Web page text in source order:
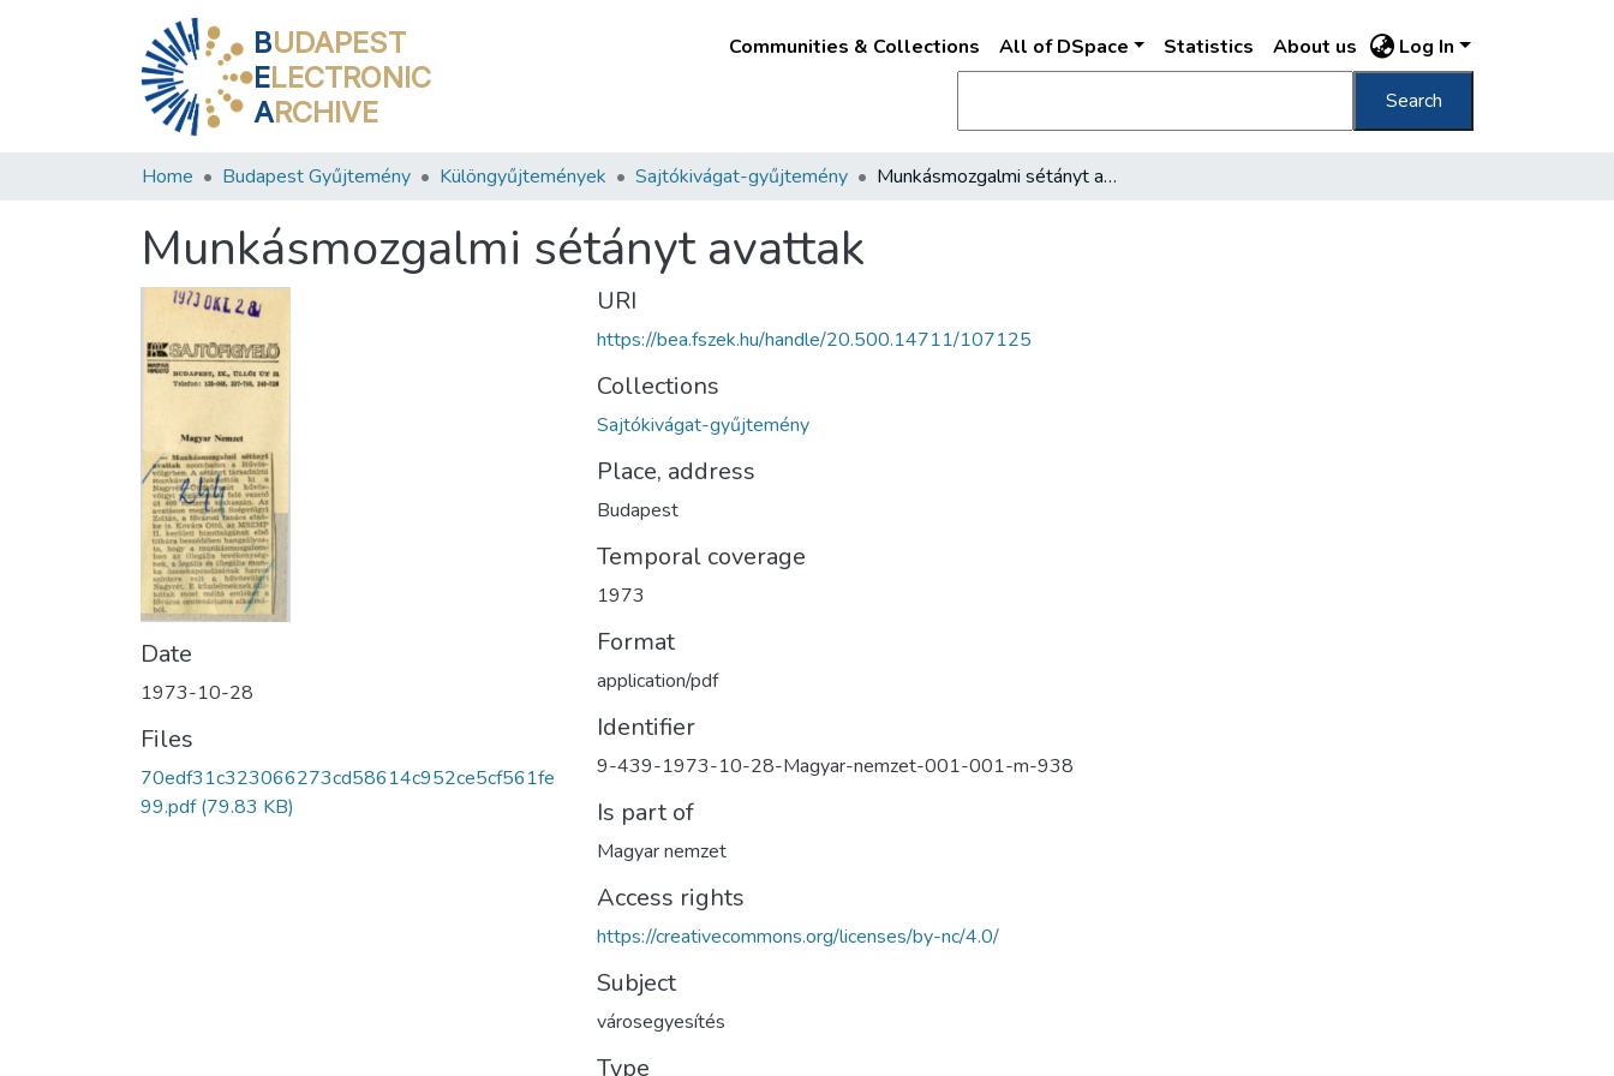
BUDAPEST
ELECTRONIC
ARCHIVE
Communities & Collections All of DSpace Statistics About us Log In
Search
Home Budapest Gyűjtemény Különgyűjtemények Sajtókivágat-gyűjtemény Munkásmozgalmi sétányt avattak
Munkásmozgalmi sétányt avattak
Date
1973-10-28
Files
70edf31c323066273cd58614c952ce5cf561fe
99.pdf(79.83 KB)
URI
https://bea.fszek.hu/handle/20.500.14711/107125
Collections
Sajtókivágat-gyűjtemény
Place, address
Budapest
Temporal coverage
1973
Format
application/pdf
Identifier
9-439-1973-10-28-Magyar-nemzet-001-001-m-938
Is part of
Magyar nemzet
Access rights
https://creativecommons.org/licenses/by-nc/4.0/
Subject
városegyesítés
Type